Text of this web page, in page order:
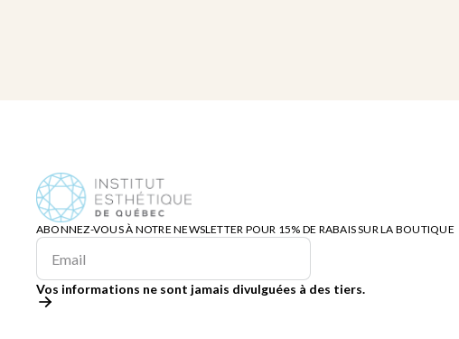
ABONNEZ-VOUS À NOTRE NEWSLETTER POUR 15% DE RABAIS SUR LA BOUTIQUE
Vos informations ne sont jamais divulguées à des tiers.